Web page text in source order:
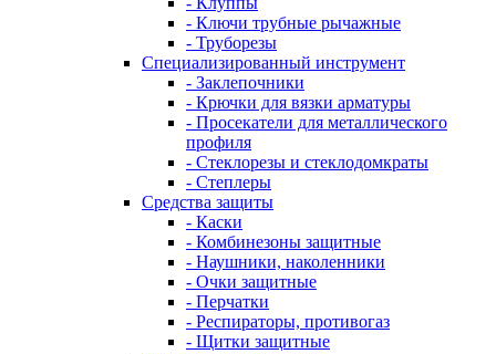
- Ключи трубные рычажные
- Труборезы
Специализированный инструмент
- Заклепочники
- Крючки для вязки арматуры
- Просекатели для металлического
профиля
- Стеклорезы и стеклодомкраты
- Степлеры
Средства защиты
- Каски
- Комбинезоны защитные
- Наушники, наколенники
- Очки защитные
- Перчатки
- Респираторы, противогаз
- Щитки защитные